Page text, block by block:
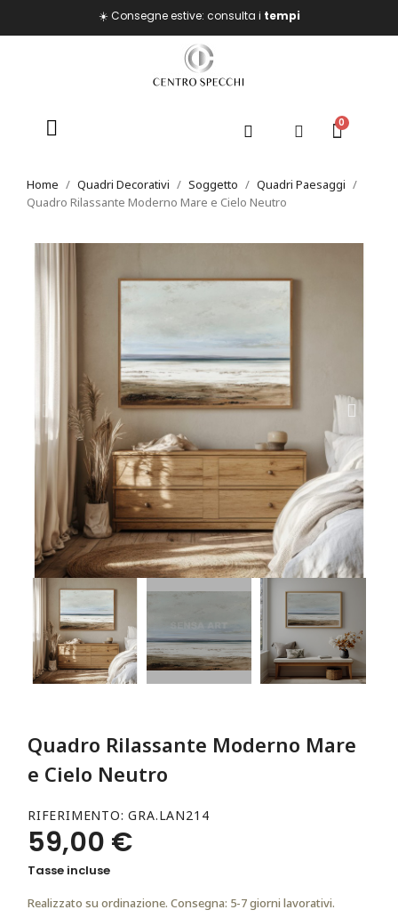
☀️ Consegne estive: consulta i tempi
Home Quadri Decorativi Soggetto
Quadri Paesaggi
Quadro Rilassante Moderno Mare e Cielo Neutro
Quadro Rilassante Moderno Mare
e Cielo Neutro
RIFERIMENTO GRA.LAN214
59,00 €
Tasse incluse
Realizzato su ordinazione. Consegna: 5-7 giorni lavorativi.